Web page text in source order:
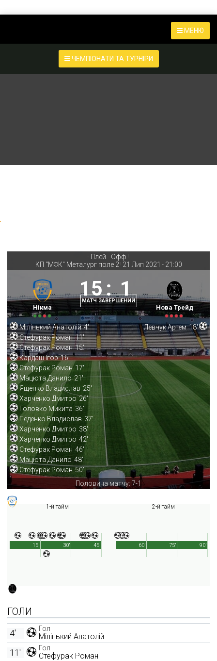
МЕНЮ
ЧЕМПІОНАТИ ТА ТУРНІРИ
- Плей - Офф |
КП "МФК" Металург поле 2 | 21 Лип 2021 - 21:00
Нікма
15: 1
МАТЧ ЗАВЕРШЕНИЙ
Нова Трейд
Мілінький Анатолій 4'
Стефурак Роман 11'
Стефурак Роман 15'
Кардаш Ігор 16'
Стефурак Роман 17'
Мацюта Данило 21'
Ященко Владислав 25'
Харченко Дмитро 26'
Головко Микита 36'
Педенко Владислав 37'
Харченко Дмитро 38'
Харченко Дмитро 42'
Стефурак Роман 46'
Мацюта Данило 48'
Стефурак Роман 50'
Левчук Артем 18'
Половина матчу: 7-1
1-й тайм
45'
15' 30'
2-й тайм
90'
60' 75'
ГОЛИ
Гол
Мілінький Анатолій
4'
Гол
Стефурак Роман
11'